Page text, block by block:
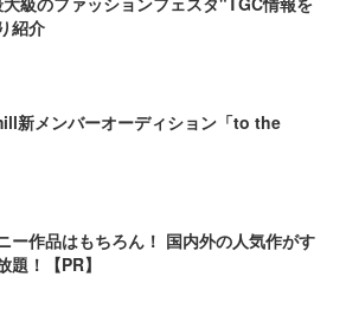
紹介
新メンバーオーディション「to the
ー作品はもちろん！ 国内外の人気作がす
題！【PR】